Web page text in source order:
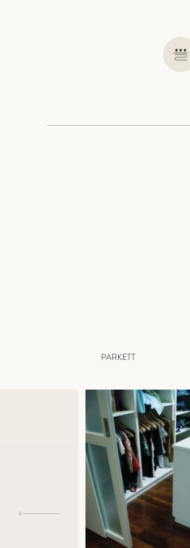
PARKETT